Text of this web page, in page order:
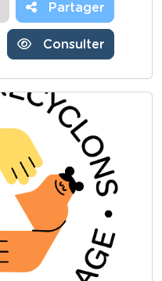
Partager
Consulter